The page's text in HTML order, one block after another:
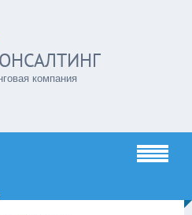
ОНСАЛТИНГ
компания